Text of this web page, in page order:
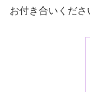
お付き合いくださ